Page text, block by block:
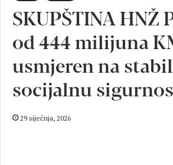
SKUPŠTINA HNŽ
od 444 milijuna
usmjeren na
socijalnu
29 siječnja, 2026